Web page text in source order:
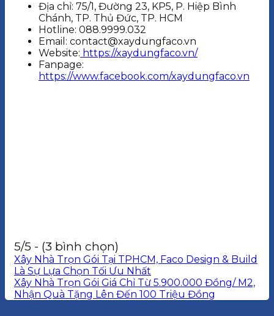
Địa chỉ: 75/1, Đường 23, KP5, P. Hiệp Bình
Chánh, TP. Thủ Đức, TP. HCM
Hotline: 088.9999.032
Email: contact@xaydungfaco.vn
Website: https://xaydungfaco.vn/
Fanpage:
https://www.facebook.com/xaydungfaco.vn
5/5 - (3 bình chọn)
Xây Nhà Trọn Gói Tại TPHCM, Faco Design & Build
Là Sự Lựa Chọn Tối Ưu Nhất
Xây Nhà Trọn Gói Giá Chỉ Từ 5.900.000 Đồng/ M2,
Nhận Quà Tặng Lên Đến 100 Triệu Đồng